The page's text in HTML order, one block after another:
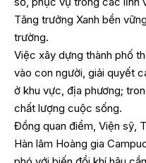
Tăng trưởng Xanh bền
trường.
Việc xây dựng thành phố
vào con người, giải quyết
ở khu vực, địa phương;
chất lượng cuộc sống.
Đồng quan điểm, Viện sỹ,
Hàn lâm Hoàng gia